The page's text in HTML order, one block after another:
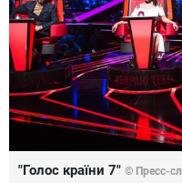
"Голос країни 7" © Пресс-